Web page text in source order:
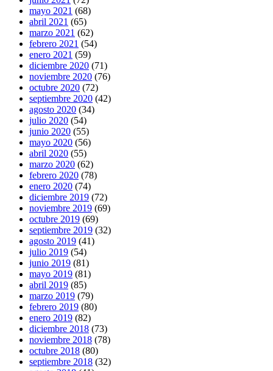
mayo 2021 (68)
abril 2021 (65)
marzo 2021 (62)
febrero 2021 (54)
enero 2021 (59)
diciembre 2020 (71)
noviembre 2020 (76)
octubre 2020 (72)
septiembre 2020 (42)
agosto 2020 (34)
julio 2020 (54)
junio 2020 (55)
mayo 2020 (56)
abril 2020 (55)
marzo 2020 (62)
febrero 2020 (78)
enero 2020 (74)
diciembre 2019 (72)
noviembre 2019 (69)
octubre 2019 (69)
septiembre 2019 (32)
agosto 2019 (41)
julio 2019 (54)
junio 2019 (81)
mayo 2019 (81)
abril 2019 (85)
marzo 2019 (79)
febrero 2019 (80)
enero 2019 (82)
diciembre 2018 (73)
noviembre 2018 (78)
octubre 2018 (80)
septiembre 2018 (32)